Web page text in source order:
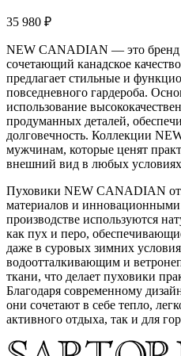
35 980 ₽
NEW CANADIAN — это
сочетающий канадское
предлагает стильные и
повседневного гардероба.
использование
продуманных деталей,
долговечность. Коллекции
мужчинам, которые ценят
внешний вид в любых
Пуховики NEW CANADIAN
материалов и
производстве используются
как пух и перо,
даже в суровых зимних
водоотталкивающим и
ткани, что делает пуховики
Благодаря современному
они сочетают в себе тепло,
активного отдыха, так и для